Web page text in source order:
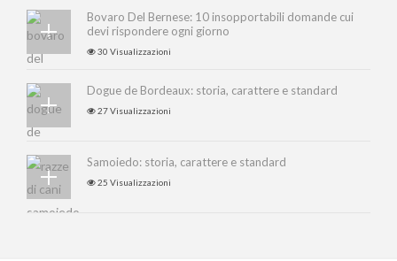
Bovaro Del Bernese: 10 insopportabili domande cui
devi rispondere ogni giorno
30 Visualizzazioni
Dogue de Bordeaux: storia, carattere e standard
27 Visualizzazioni
Samoiedo: storia, carattere e standard
25 Visualizzazioni